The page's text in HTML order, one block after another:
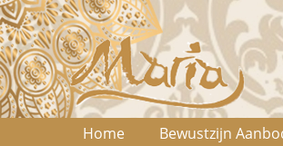
Home Bewustzijn